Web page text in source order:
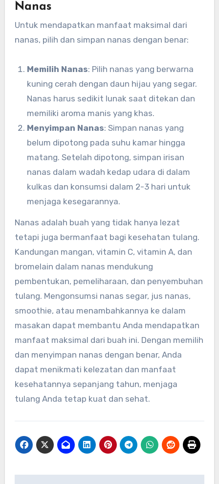
Nanas
Untuk mendapatkan manfaat maksimal dari
nanas, pilih dan simpan nanas dengan benar:
Memilih Nanas: Pilih nanas yang berwarna
kuning cerah dengan daun hijau yang segar.
Nanas harus sedikit lunak saat ditekan dan
memiliki aroma manis yang khas.
Menyimpan Nanas: Simpan nanas yang
belum dipotong pada suhu kamar hingga
matang. Setelah dipotong, simpan irisan
nanas dalam wadah kedap udara di dalam
kulkas dan konsumsi dalam 2-3 hari untuk
menjaga kesegarannya.
Nanas adalah buah yang tidak hanya lezat
tetapi juga bermanfaat bagi kesehatan tulang.
Kandungan mangan, vitamin C, vitamin A, dan
bromelain dalam nanas mendukung
pembentukan, pemeliharaan, dan penyembuhan
tulang. Mengonsumsi nanas segar, jus nanas,
smoothie, atau menambahkannya ke dalam
masakan dapat membantu Anda mendapatkan
manfaat maksimal dari buah ini. Dengan memilih
dan menyimpan nanas dengan benar, Anda
dapat menikmati kelezatan dan manfaat
kesehatannya sepanjang tahun, menjaga
tulang Anda tetap kuat dan sehat.